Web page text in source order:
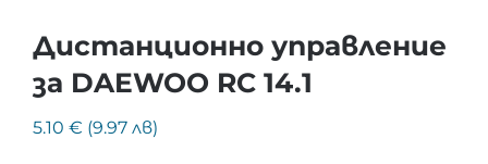
Дистанционно управление
за DAEWOO RC 14.1
5.10 € (9.97 лв)